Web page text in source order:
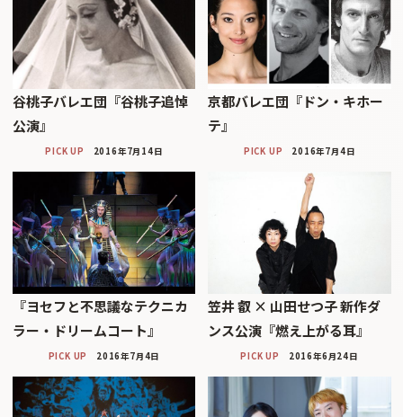
谷桃子バレエ団『谷桃子追悼
公演』
PICK UP 2016年7月14日
京都バレエ団『ドン・キホー
テ』
PICK UP 2016年7月4日
『ヨセフと不思議なテクニカ
ラー・ドリームコート』
PICK UP 2016年7月4日
笠井 叡 × 山田せつ子 新作ダ
ンス公演『燃え上がる耳』
PICK UP 2016年6月24日